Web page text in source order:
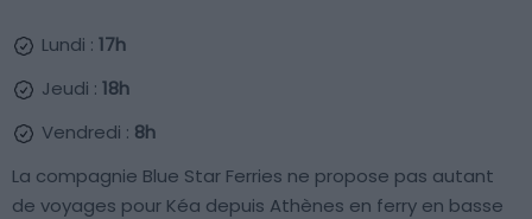
Lundi : 17h
Jeudi : 18h
Vendredi : 8h
La compagnie Blue Star Ferries ne propose pas autant
de voyages pour Kéa depuis Athènes en ferry en basse